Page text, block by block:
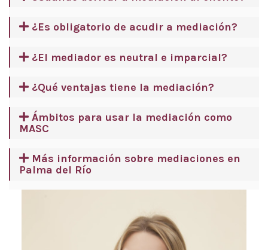
¿Es obligatorio de acudir a mediación?
¿El mediador es neutral e imparcial?
¿Qué ventajas tiene la mediación?
Ámbitos para usar la mediación como
MASC
Más información sobre mediaciones en
Palma del Río